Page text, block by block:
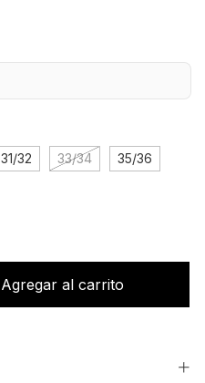
31/32 33/34 35/36